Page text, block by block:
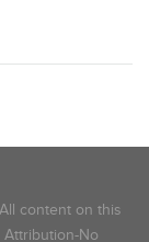
content on this
No